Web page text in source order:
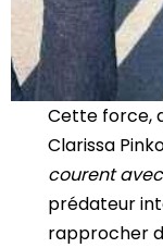
Cette force,
Clarissa
courent
prédateur
rapprocher